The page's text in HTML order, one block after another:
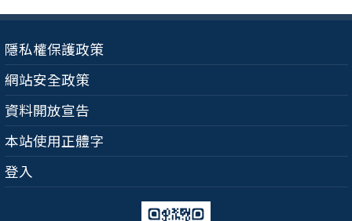
隱私權保護政策
網站安全政策
資料開放宣告
本站使用正體字
登入